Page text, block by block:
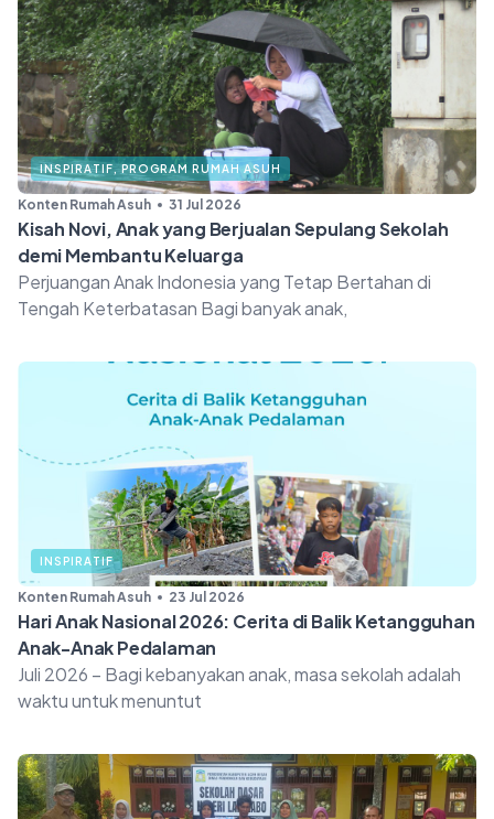
INSPIRATIF,PROGRAM RUMAH ASUH
Konten Rumah Asuh 31 Jul 2026
Kisah Novi, Anak yang Berjualan Sepulang Sekolah
demi Membantu Keluarga
Perjuangan Anak Indonesia yang Tetap Bertahan di
Tengah Keterbatasan Bagi banyak anak,
INSPIRATIF
Konten Rumah Asuh 23 Jul 2026
Hari Anak Nasional 2026: Cerita di Balik Ketangguhan
Anak-Anak Pedalaman
Juli 2026 – Bagi kebanyakan anak, masa sekolah adalah
waktu untuk menuntut